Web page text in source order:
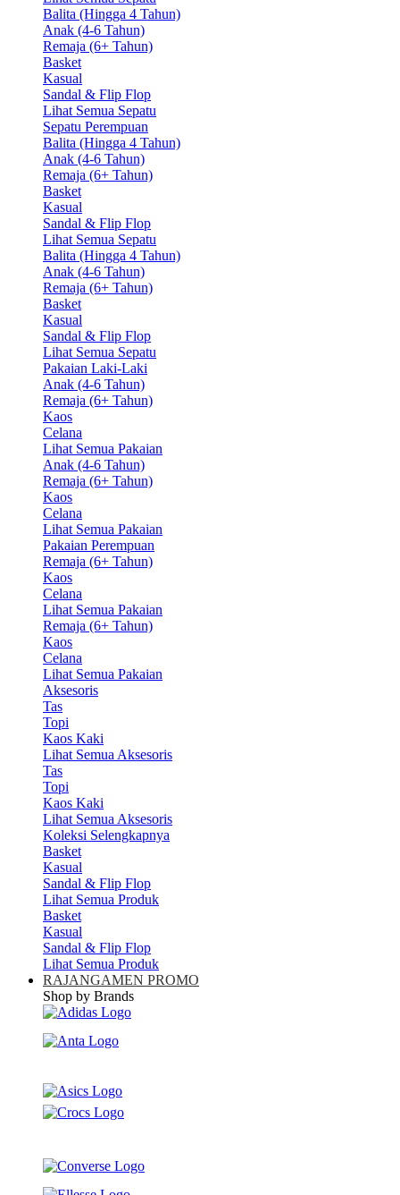
Balita (Hingga 4 Tahun)
Anak (4-6 Tahun)
Remaja (6+ Tahun)
Basket
Kasual
Sandal & Flip Flop
Lihat Semua Sepatu
Sepatu Perempuan
Balita (Hingga 4 Tahun)
Anak (4-6 Tahun)
Remaja (6+ Tahun)
Basket
Kasual
Sandal & Flip Flop
Lihat Semua Sepatu
Balita (Hingga 4 Tahun)
Anak (4-6 Tahun)
Remaja (6+ Tahun)
Basket
Kasual
Sandal & Flip Flop
Lihat Semua Sepatu
Pakaian Laki-Laki
Anak (4-6 Tahun)
Remaja (6+ Tahun)
Kaos
Celana
Lihat Semua Pakaian
Anak (4-6 Tahun)
Remaja (6+ Tahun)
Kaos
Celana
Lihat Semua Pakaian
Pakaian Perempuan
Remaja (6+ Tahun)
Kaos
Celana
Lihat Semua Pakaian
Remaja (6+ Tahun)
Kaos
Celana
Lihat Semua Pakaian
Aksesoris
Tas
Topi
Kaos Kaki
Lihat Semua Aksesoris
Tas
Topi
Kaos Kaki
Lihat Semua Aksesoris
Koleksi Selengkapnya
Basket
Kasual
Sandal & Flip Flop
Lihat Semua Produk
Basket
Kasual
Sandal & Flip Flop
Lihat Semua Produk
RAJANGAMEN PROMO
Shop by Brands